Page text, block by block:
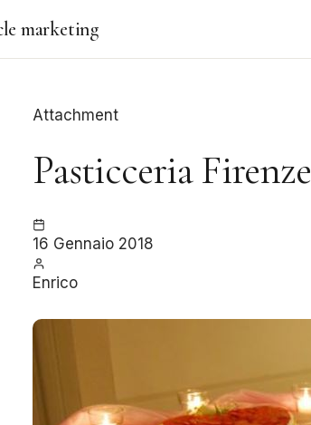
marketing
Attachment
Pasticceria Firenze
16 Gennaio 2018
Enrico